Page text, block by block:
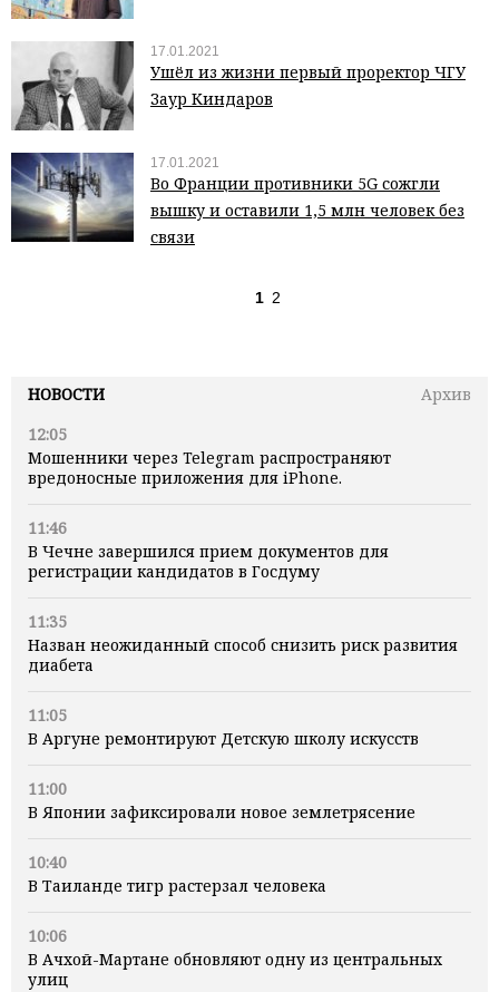
НОВОСТИ
Архив
12:05
Мошенники через Telegram распространяют
вредоносные приложения для iPhone.
11:46
В Чечне завершился прием документов для
регистрации кандидатов в Госдуму
11:35
Назван неожиданный способ снизить риск развития
диабета
11:05
В Аргуне ремонтируют Детскую школу искусств
11:00
В Японии зафиксировали новое землетрясение
10:40
В Таиланде тигр растерзал человека
10:06
В Ачхой-Мартане обновляют одну из центральных
улиц
17.01.2021
Ушёл из жизни первый проректор ЧГУ
Заур Киндаров
17.01.2021
Во Франции противники 5G сожгли
вышку и оставили 1,5 млн человек без
связи
1 2